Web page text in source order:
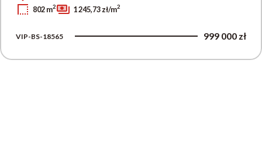
802 m2 1 245,73 zł/m2
VIP-BS-18565 999 000 zł